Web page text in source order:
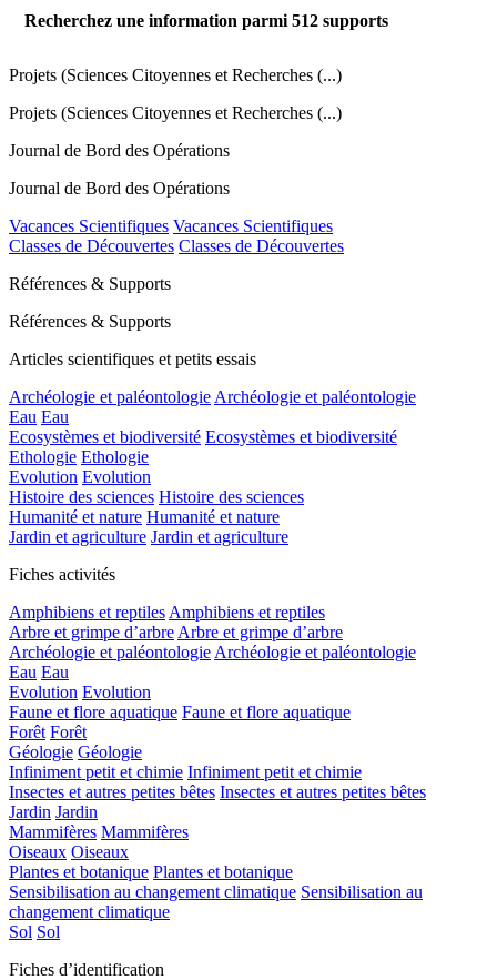
Recherchez une information parmi 512 supports
Projets (Sciences Citoyennes et Recherches (...)
Projets (Sciences Citoyennes et Recherches (...)
Journal de Bord des Opérations
Journal de Bord des Opérations
Vacances Scientifiques Vacances Scientifiques
Classes de Découvertes Classes de Découvertes
Références & Supports
Références & Supports
Articles scientifiques et petits essais
Archéologie et paléontologie Archéologie et paléontologie
Eau Eau
Ecosystèmes et biodiversité Ecosystèmes et biodiversité
Ethologie Ethologie
Evolution Evolution
Histoire des sciences Histoire des sciences
Humanité et nature Humanité et nature
Jardin et agriculture Jardin et agriculture
Fiches activités
Amphibiens et reptiles Amphibiens et reptiles
Arbre et grimpe d’arbre Arbre et grimpe d’arbre
Archéologie et paléontologie Archéologie et paléontologie
Eau Eau
Evolution Evolution
Faune et flore aquatique Faune et flore aquatique
Forêt Forêt
Géologie Géologie
Infiniment petit et chimie Infiniment petit et chimie
Insectes et autres petites bêtes Insectes et autres petites bêtes
Jardin Jardin
Mammifères Mammifères
Oiseaux Oiseaux
Plantes et botanique Plantes et botanique
Sensibilisation au changement climatique Sensibilisation au
changement climatique
Sol Sol
Fiches d’identification